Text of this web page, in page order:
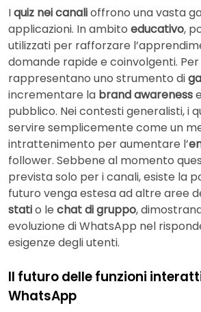
Iquiz nei canalioffrono una vasta
applicazioni. In ambito educativo,
utilizzati per rafforzare
domande rapide e coinvolgenti. Per
rappresentano uno strumento di
incrementare la brand awareness
pubblico. Nei contesti generalisti, i
servire semplicemente come un
intrattenimento per aumentare l’
follower. Sebbene al momento
prevista solo per i canali, esiste la
futuro venga estesa ad altre aree
statio le chat di gruppo,
evoluzione di WhatsApp nel
esigenze degli utenti.
Il futuro delle funzioni
WhatsApp